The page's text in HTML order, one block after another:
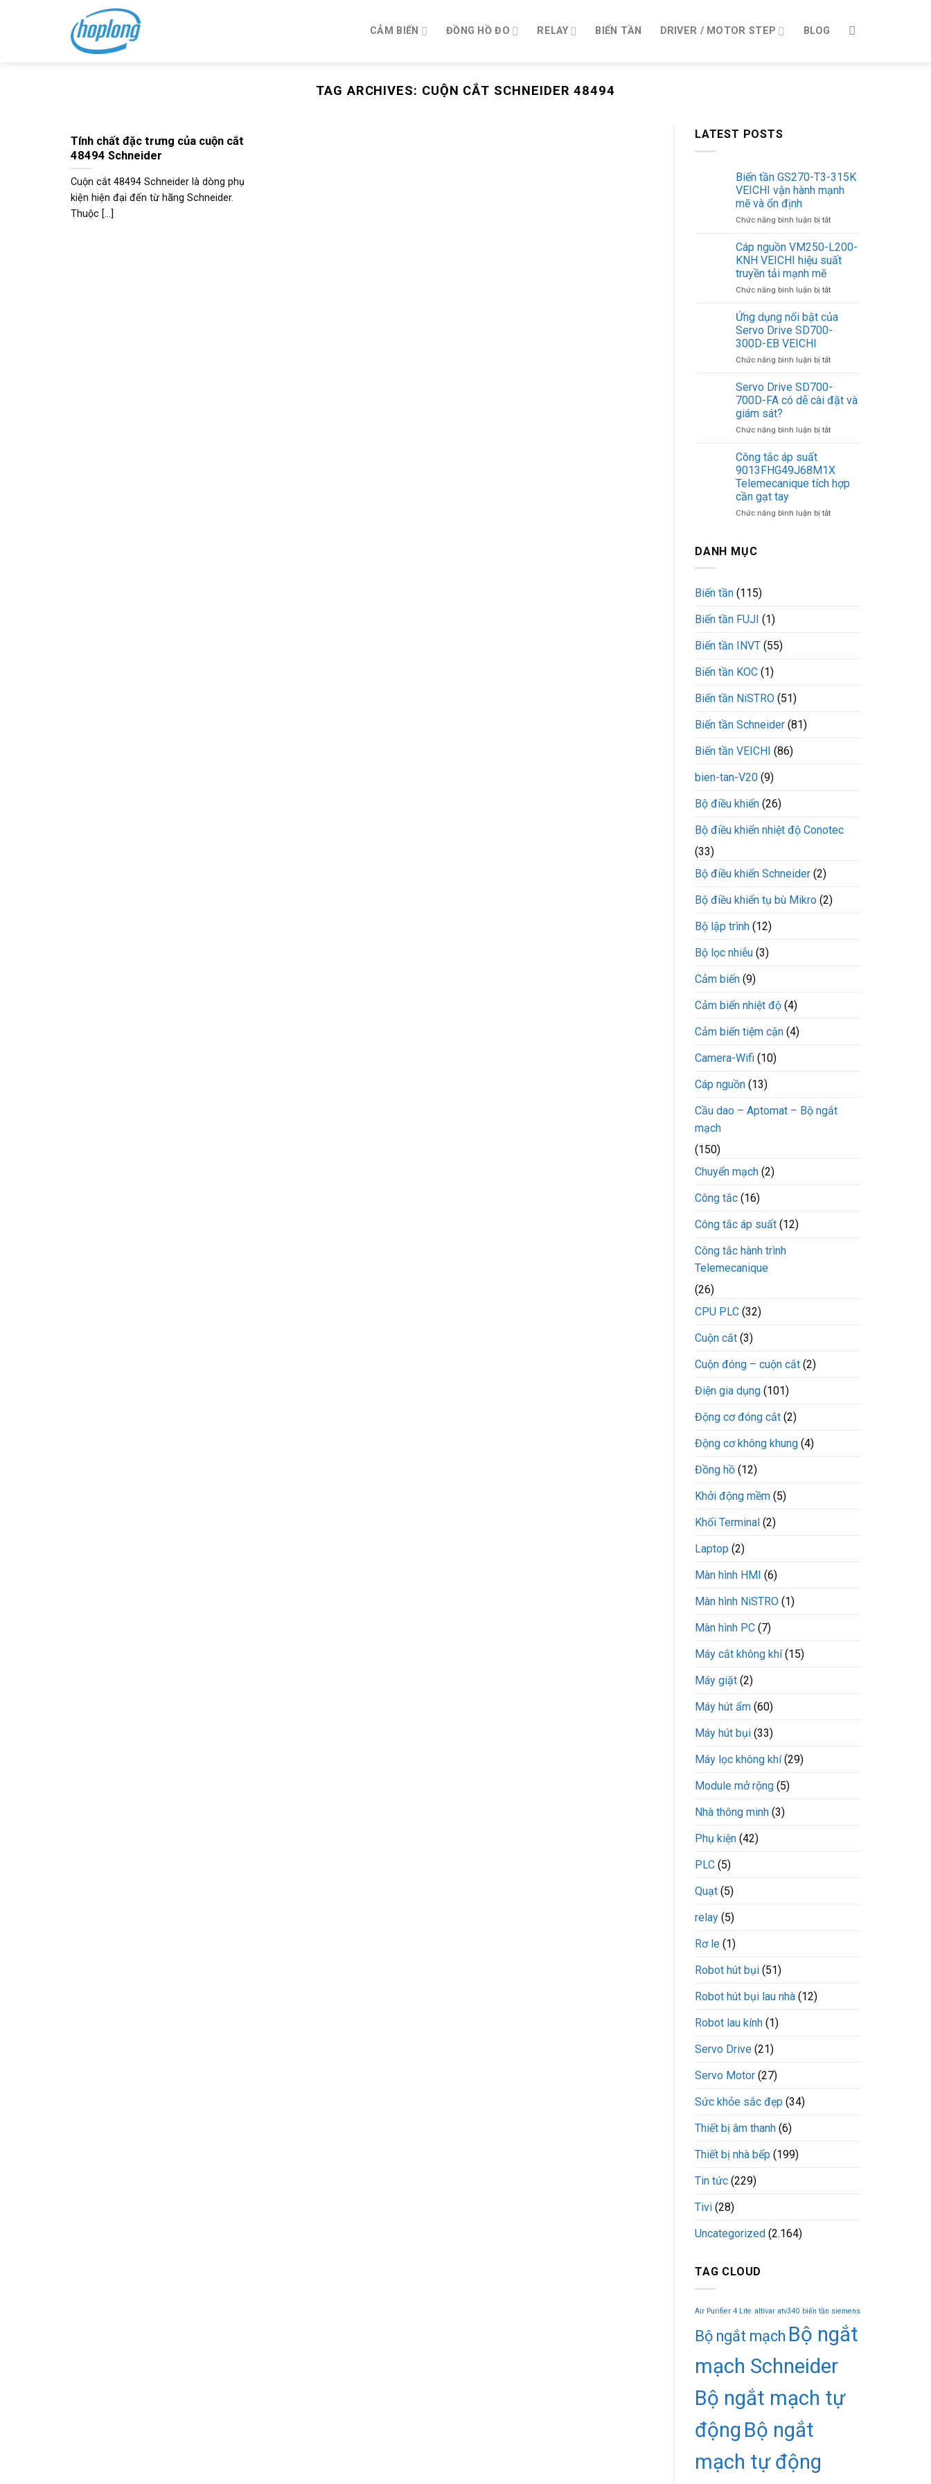
CẢM BIẾN ĐỒNG HỒ ĐO RELAY BIẾN TẦN DRIVER / MOTOR STEP BLOG
TAG ARCHIVES: CUỘN CẮT SCHNEIDER 48494
Tính chất đặc trưng của cuộn cắt
48494 Schneider
Cuộn cắt 48494 Schneider là dòng phụ
kiện hiện đại đến từ hãng Schneider.
Thuộc [...]
LATEST POSTS
Biến tần GS270-T3-315K
VEICHI vận hành mạnh
mẽ và ổn định
Chức năng bình luận bị tắtở
tần
GS270-
T3-
VEICHI
hành
ổn
Cáp nguồn VM250-L200-
KNH VEICHI hiệu suất
truyền tải mạnh mẽ
Chức năng bình luận bị tắtở
nguồn
VEICHI
truyền
tải
mẽ
Ứng dụng nổi bật của
Servo Drive SD700-
300D-EB VEICHI
Chức năng bình luận bị tắtở
nổi
bật
Servo
300D-
EB
VEICHI
Servo Drive SD700-
700D-FA có dễ cài đặt và
giám sát?
Chức năng bình luận bị tắtở
SD700-
700D-
FA
dễ
Công tắc áp suất
9013FHG49J68M1X
Telemecanique tích hợp
cần gạt tay
Chức năng bình luận bị tắtở
DANH MỤC
Biến tần (115)
Biến tần FUJI (1)
Biến tần INVT (55)
Biến tần KOC (1)
Biến tần NiSTRO (51)
Biến tần Schneider (81)
Biến tần VEICHI (86)
bien-tan-V20 (9)
Bộ điều khiển (26)
Bộ điều khiển nhiệt độ Conotec
(33)
Bộ điều khiển Schneider (2)
Bộ điều khiển tụ bù Mikro (2)
Bộ lập trình (12)
Bộ lọc nhiễu (3)
Cảm biến (9)
Cảm biến nhiệt độ (4)
Cảm biến tiệm cận (4)
Camera-Wifi (10)
Cáp nguồn (13)
Cầu dao – Aptomat – Bộ ngắt
mạch
(150)
Chuyển mạch (2)
Công tắc (16)
Công tắc áp suất (12)
Công tắc hành trình
Telemecanique
(26)
CPU PLC (32)
Cuộn cắt (3)
Cuộn đóng – cuộn cắt (2)
Điện gia dụng (101)
Động cơ đóng cắt (2)
Động cơ không khung (4)
Đồng hồ (12)
Khởi động mềm (5)
Khối Terminal (2)
Laptop (2)
Màn hình HMI (6)
Màn hình NiSTRO (1)
Màn hình PC (7)
Máy cắt không khí(15)
Máy giặt (2)
Máy hút ẩm (60)
Máy hút bụi (33)
Máy lọc không khí(29)
Module mở rộng (5)
Nhà thông minh (3)
Phụ kiện (42)
PLC (5)
Quạt (5)
relay (5)
Rơ le (1)
Robot hút bụi (51)
Robot hút bụi lau nhà (12)
Robot lau kính (1)
Servo Drive (21)
Servo Motor (27)
Sức khỏe sắc đẹp (34)
Thiết bị âm thanh (6)
Thiết bị nhà bếp (199)
Tin tức (229)
Tivi (28)
Uncategorized (2.164)
TAG CLOUD
Air Purifier 4 Lite altivar atv340 biến tần siemens
Bộ ngắt mạch Bộ ngắt
mạch Schneider
Bộ ngắt mạch tự
động Bộ ngắt
mạch tự động